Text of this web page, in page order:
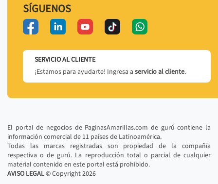
SÍGUENOS
SERVICIO AL CLIENTE
¡Estamos para ayudarte! Ingresa a servicio al cliente.
El portal de negocios de PaginasAmarillas.com de gurú contiene la
información comercial de 11 países de Latinoamérica.
Todas las marcas registradas son propiedad de la compañía
respectiva o de gurú. La reproducción total o parcial de cualquier
material contenido en este portal está prohibido.
AVISO LEGAL© Copyright2026